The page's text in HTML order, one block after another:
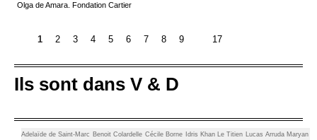
Olga de Amara. Fondation Cartier
1 2 3 4 5 6 7 8 9 17
Ils sont dans V & D
Adelaïde de Saint-Marc Benoit Colardelle Cécile Borne Idris Khan Le Titien Lucas Arruda Maryan